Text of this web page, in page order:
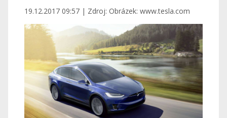
19.12.2017 09:57 | Zdroj: Obrázek: www.tesla.com